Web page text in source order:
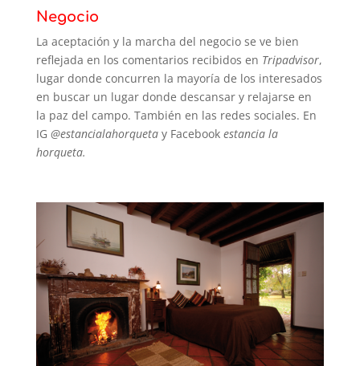
Negocio
La aceptación y la marcha del negocio se ve bien
reflejada en los comentarios recibidos en Tripadvisor,
lugar donde concurren la mayoría de los interesados
en buscar un lugar donde descansar y relajarse en
la paz del campo. También en las redes sociales. En
IG @estancialahorquetay Facebook estancia la
horqueta.